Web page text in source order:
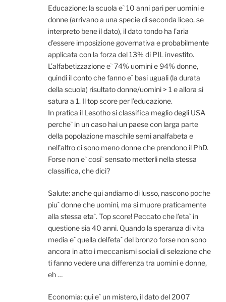
Educazione: la scuola e` 10 anni pari per uomini e
donne (arrivano a una specie di seconda liceo, se
interpreto bene il dato), il dato tondo ha l’aria
d’essere imposizione governativa e probabilmente
applicata con la forza del 13% di PIL investito.
L’alfabetizzazione e` 74% uomini e 94% donne,
quindi il conto che fanno e` basi uguali (la durata
della scuola) risultato donne/uomini > 1 e allora si
satura a 1. Il top score per l’educazione.
In pratica il Lesotho si classifica meglio degli USA
perche` in un caso hai un paese con larga parte
della popolazione maschile semi analfabeta e
nell’altro ci sono meno donne che prendono il PhD.
Forse non e` cosi` sensato metterli nella stessa
classifica, che dici?
Salute: anche qui andiamo di lusso, nascono poche
piu` donne che uomini, ma si muore praticamente
alla stessa eta`. Top score! Peccato che l’eta` in
questione sia 40 anni. Quando la speranza di vita
media e` quella dell’eta` del bronzo forse non sono
ancora in atto i meccanismi sociali di selezione che
ti fanno vedere una differenza tra uomini e donne,
eh …
Economia: qui e` un mistero, il dato del 2007